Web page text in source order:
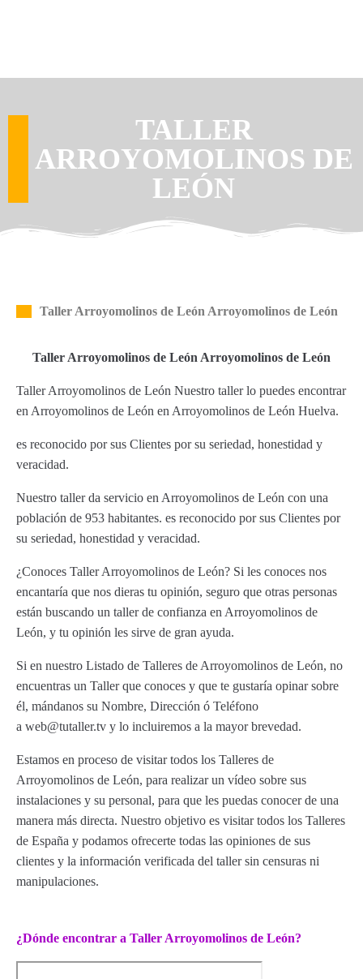
TALLER
ARROYOMOLINOS DE
LEÓN
Taller Arroyomolinos de León Arroyomolinos de León
Taller Arroyomolinos de León Arroyomolinos de León
Taller Arroyomolinos de León Nuestro taller lo puedes encontrar
en Arroyomolinos de León en Arroyomolinos de León Huelva.
es reconocido por sus Clientes por su seriedad, honestidad y
veracidad.
Nuestro taller da servicio en Arroyomolinos de León con una
población de 953 habitantes. es reconocido por sus Clientes por
su seriedad, honestidad y veracidad.
¿Conoces Taller Arroyomolinos de León? Si les conoces nos
encantaría que nos dieras tu opinión, seguro que otras personas
están buscando un taller de confianza en Arroyomolinos de
León, y tu opinión les sirve de gran ayuda.
Si en nuestro Listado de Talleres de Arroyomolinos de León, no
encuentras un Taller que conoces y que te gustaría opinar sobre
él, mándanos su Nombre, Dirección ó Teléfono
a web@tutaller.tv y lo incluiremos a la mayor brevedad.
Estamos en proceso de visitar todos los Talleres de
Arroyomolinos de León, para realizar un vídeo sobre sus
instalaciones y su personal, para que les puedas conocer de una
manera más directa. Nuestro objetivo es visitar todos los Talleres
de España y podamos ofrecerte todas las opiniones de sus
clientes y la información verificada del taller sin censuras ni
manipulaciones.
¿Dónde encontrar a Taller Arroyomolinos de León?